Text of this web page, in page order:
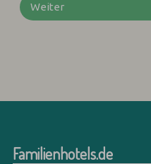
Weiter
Familienhotels.de